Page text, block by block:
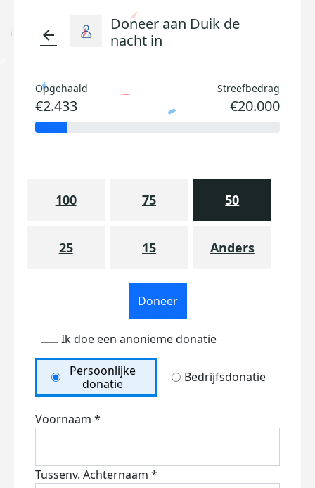
arrow_back
Doneer aan Duik de
nacht in
Opgehaald
€2.433
Streefbedrag
€20.000
100 75 50
25 15 Anders
Doneer
Ik doe een anonieme donatie
Persoonlijke
donatie
Bedrijfsdonatie
Voornaam *
Tussenv. Achternaam *